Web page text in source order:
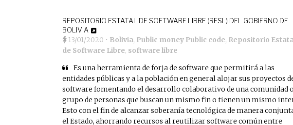
REPOSITORIO ESTATAL DE SOFTWARE LIBRE (RESL) DEL GOBIERNO DE
BOLIVIA
13/01/2020 • Bolivia, Public money Public code, Repositorio
de Software Libre, software libre
Es una herramienta de forja de software que permitirá a las
entidades públicas y a la población en general alojar sus proyectos
software fomentando el desarrollo colaborativo de una comunidad o
grupo de personas que buscan un mismo fin o tienen un mismo
Esto con el fin de alcanzar soberanía tecnológica de manera
el Estado, ahorrando recursos al reutilizar software común entre